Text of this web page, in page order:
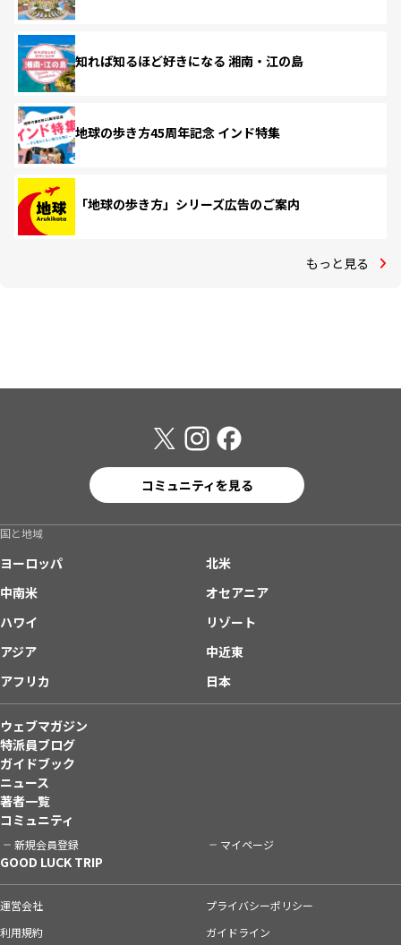
知れば知るほど好きになる 湘南・江の島
地球の歩き方45周年記念 インド特集
「地球の歩き方」シリーズ広告のご案内
もっと見る
コミュニティを見る
国と地域
ヨーロッパ
北米
中南米
オセアニア
ハワイ
リゾート
アジア
中近東
アフリカ
日本
ウェブマガジン
特派員ブログ
ガイドブック
ニュース
著者一覧
コミュニティ
新規会員登録 マイページ
GOOD LUCK TRIP
運営会社
プライバシーポリシー
利用規約
ガイドライン